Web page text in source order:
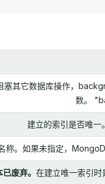
塞其它数据库操作，
数。
建立的索引是否唯
称。如果未指定，
废弃。 在建立唯一索引